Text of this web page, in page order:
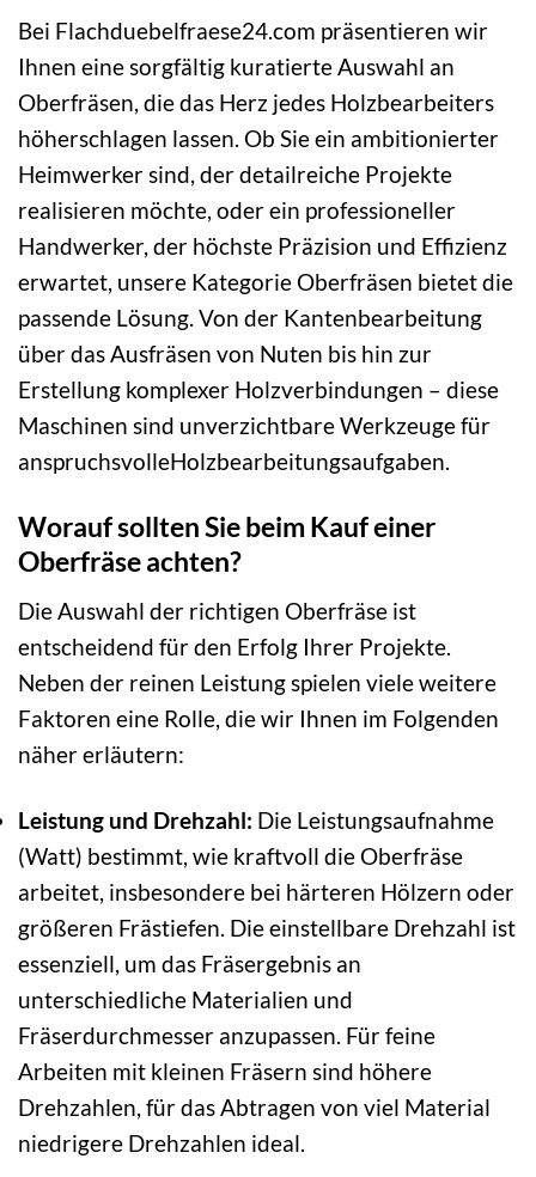
Bei Flachduebelfraese24.com präsentieren wir
Ihnen eine sorgfältig kuratierte Auswahl an
Oberfräsen, die das Herz jedes Holzbearbeiters
höherschlagen lassen. Ob Sie ein ambitionierter
Heimwerker sind, der detailreiche Projekte
realisieren möchte, oder ein professioneller
Handwerker, der höchste Präzision und Effizienz
erwartet, unsere Kategorie Oberfräsen bietet die
passende Lösung. Von der Kantenbearbeitung
über das Ausfräsen von Nuten bis hin zur
Erstellung komplexer Holzverbindungen – diese
Maschinen sind unverzichtbare Werkzeuge für
anspruchsvolleHolzbearbeitungsaufgaben.
Worauf sollten Sie beim Kauf einer
Oberfräse achten?
Die Auswahl der richtigen Oberfräse ist
entscheidend für den Erfolg Ihrer Projekte.
Neben der reinen Leistung spielen viele weitere
Faktoren eine Rolle, die wir Ihnen im Folgenden
näher erläutern:
Leistung und Drehzahl: Die Leistungsaufnahme
(Watt) bestimmt, wie kraftvoll die Oberfräse
arbeitet, insbesondere bei härteren Hölzern oder
größeren Frästiefen. Die einstellbare Drehzahl ist
essenziell, um das Fräsergebnis an
unterschiedliche Materialien und
Fräserdurchmesser anzupassen. Für feine
Arbeiten mit kleinen Fräsern sind höhere
Drehzahlen, für das Abtragen von viel Material
niedrigere Drehzahlen ideal.